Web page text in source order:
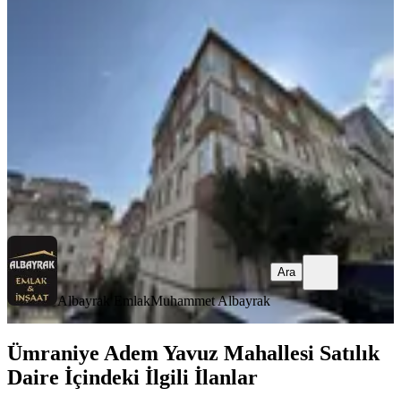
Ümraniye, Çakmak Mahallesi
·1. Kat ·05.08.2026
6.000.000 ₺
Albayrak Emlak Muhammet Albayrak
Ara
Albayrak EmlakMuhammet Albayrak
Ara
Ümraniye Adem Yavuz Mahallesi Satılık
Daire İçindeki İlgili İlanlar